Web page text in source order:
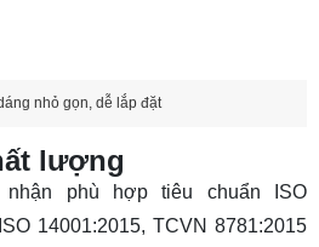
nhỏ gọn, dễ lắp đặt
lượng
phù hợp tiêu chuẩn ISO
14001:2015, TCVN 8781:2015